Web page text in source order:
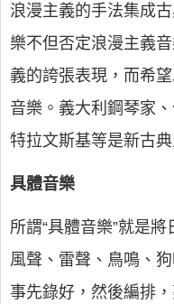
浪漫主義的手法集成
樂不但否定浪漫主義
義的誇張表現，而希
音樂。義大利鋼琴家
特拉文斯基等是新古
具體音樂
所謂“具體音樂”就是
風聲、雷聲、鳥鳴、
事先錄好，然後編排